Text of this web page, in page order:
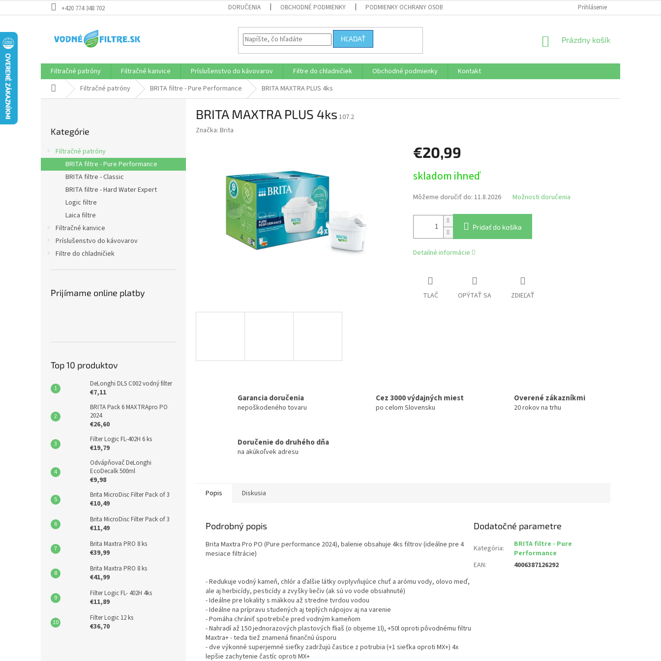
na
+420 774 348 702 DORUČENIA OBCHODNÉ PODMIENKY PODMIENKY OCHRANY OSOBNÝCH ÚDAJOV Prihlásenie
HĽADAŤ
NÁKUPNÝ
Prázdny košík
Filtračné patróny Filtračné kanvice Príslušenstvo do kávovarov Filtre do chladničiek Obchodné podmienky
Kontakt
DomovFiltračné patróny BRITA filtre - Pure Performance BRITA MAXTRA PLUS 4ks
p
a
kategórie
Kategórie
Filtračné patróny
BRITA filtre - Pure Performance
BRITA filtre - Classic
BRITA filtre - Hard Water Expert
Logic filtre
Laica filtre
Filtračné kanvice
Príslušenstvo do kávovarov
Filtre do chladničiek
Prijímame online platby
Top 10 produktov
DeLonghi DLS C002 vodný filter
€7,11
BRITA Pack 6 MAXTRApro PO
2024
€26,60
Filter Logic FL-402H 6 ks
€19,79
Odvápňovač DeLonghi
EcoDecalk 500ml
€9,98
Brita MicroDisc Filter Pack of 3
€10,49
Brita MicroDisc Filter Pack of 3
€11,49
Brita Maxtra PRO 8 ks
€39,99
Brita Maxtra PRO 8 ks
€41,99
Filter Logic FL- 402H 4ks
€11,89
Filter Logic 12 ks
€36,70
BRITA MAXTRA PLUS 4ks 107.2
Značka: Brita
€20,99
cena:
skladom ihneď
Môžeme doručiť do: 11.8.2026 Možnosti doručenia
Pridať do košíka
Detailné informácie
TLAČ OPÝTAŤ SA ZDIEĽAŤ
Garancia doručenia
nepoškodeného tovaru
Cez 3000 výdajných miest
po celom Slovensku
Overené zákazníkmi
20 rokov na trhu
Doručenie do druhého dňa
na akúkoľvek adresu
Popis Diskusia
Podrobný popis
Brita Maxtra Pro PO (Pure performance 2024), balenie obsahuje 4ks filtrov (ideálne pre 4
mesiace filtrácie)
- Redukuje vodný kameň, chlór a ďalšie látky ovplyvňujúce chuť a arómu vody, olovo meď,
ale aj herbicídy, pesticídy a zvyšky liečiv (ak sú vo vode obsiahnuté)
- Ideálne pre lokality s mäkkou až stredne tvrdou vodou
- Ideálne na prípravu studených aj teplých nápojov aj na varenie
- Pomáha chrániť spotrebiče pred vodným kameňom
- Nahradí až 150 jednorazových plastových fliaš (o objeme 1l), +50l oproti pôvodnému filtru
Maxtra+ - teda tiež znamená finančnú úsporu
- dve výkonné superjemné sieťky zadržujú častice z potrubia (+1 sieťka oproti MX+) 4x
lepšie zachytenie častíc oproti MX+
Dodatočné parametre
Kategória:
BRITA filtre - Pure
Performance
EAN: 4006387126292